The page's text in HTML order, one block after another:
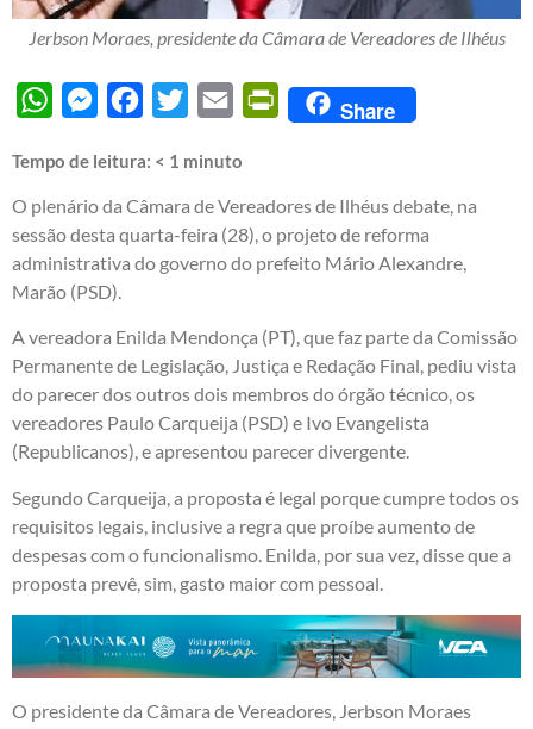
Jerbson Moraes, presidente da Câmara de Vereadores de Ilhéus
WhatsAppMessengerFacebook
Twitter Email PrintFriendly
Share
Tempo de leitura: < 1 minuto
O plenário da Câmara de Vereadores de Ilhéus debate, na
sessão desta quarta-feira (28), o projeto de reforma
administrativa do governo do prefeito Mário Alexandre,
Marão (PSD).
A vereadora Enilda Mendonça (PT), que faz parte da Comissão
Permanente de Legislação, Justiça e Redação Final, pediu vista
do parecer dos outros dois membros do órgão técnico, os
vereadores Paulo Carqueija (PSD) e Ivo Evangelista
(Republicanos), e apresentou parecer divergente.
Segundo Carqueija, a proposta é legal porque cumpre todos os
requisitos legais, inclusive a regra que proíbe aumento de
despesas com o funcionalismo. Enilda, por sua vez, disse que a
proposta prevê, sim, gasto maior com pessoal.
O presidente da Câmara de Vereadores, Jerbson Moraes